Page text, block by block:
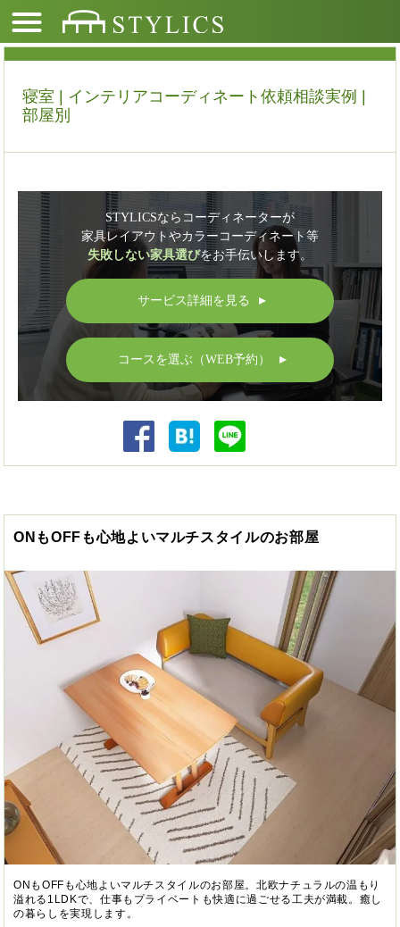
寝室 | インテリアコーディネート依頼相談実例 |
部屋別
STYLICSならコーディネーターが
家具レイアウトやカラーコーディネート等
失敗しない家具選びをお手伝いします。
サービス詳細を見る ▲
コースを選ぶ（WEB予約） ▲
ONもOFFも心地よいマルチスタイルのお部屋
ONもOFFも心地よいマルチスタイルのお部屋。北欧ナチュラルの温もり
溢れる1LDKで、仕事もプライベートも快適に過ごせる工夫が満載。癒し
の暮らしを実現します。